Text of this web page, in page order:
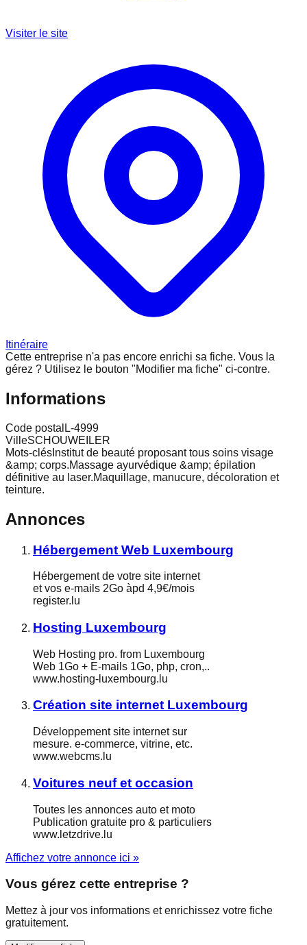
Visiter le site
Itinéraire
Cette entreprise n'a pas encore enrichi sa fiche. Vous la
gérez ? Utilisez le bouton "Modifier ma fiche" ci-contre.
Informations
Code postal L-4999
VilleSCHOUWEILER
Mots-clés Institut de beauté proposant tous soins visage
&amp; corps.Massage ayurvédique &amp; épilation
définitive au laser.Maquillage, manucure, décoloration et
teinture.
Annonces
Hébergement Web Luxembourg
Hébergement de votre site internet
et vos e-mails 2Go àpd 4,9€/mois
register.lu
Hosting Luxembourg
Web Hosting pro. from Luxembourg
Web 1Go + E-mails 1Go, php, cron,..
www.hosting-luxembourg.lu
Création site internet Luxembourg
Développement site internet sur
mesure. e-commerce, vitrine, etc.
www.webcms.lu
Voitures neuf et occasion
Toutes les annonces auto et moto
Publication gratuite pro & particuliers
www.letzdrive.lu
Affichez votre annonce ici »
Vous gérez cette entreprise ?
Mettez à jour vos informations et enrichissez votre fiche
gratuitement.